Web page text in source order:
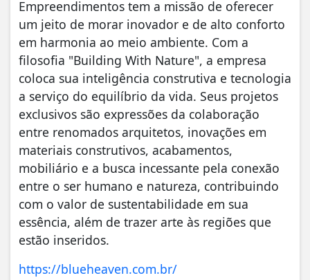
Empreendimentos tem a missão de oferecer
um jeito de morar inovador e de alto conforto
em harmonia ao meio ambiente. Com a
filosofia "Building With Nature", a empresa
coloca sua inteligência construtiva e tecnologia
a serviço do equilíbrio da vida. Seus projetos
exclusivos são expressões da colaboração
entre renomados arquitetos, inovações em
materiais construtivos, acabamentos,
mobiliário e a busca incessante pela conexão
entre o ser humano e natureza, contribuindo
com o valor de sustentabilidade em sua
essência, além de trazer arte às regiões que
estão inseridos.
https://blueheaven.com.br/